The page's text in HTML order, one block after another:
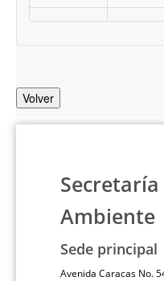
Volver
Ambiente
Sede principal
Avenida Caracas No.